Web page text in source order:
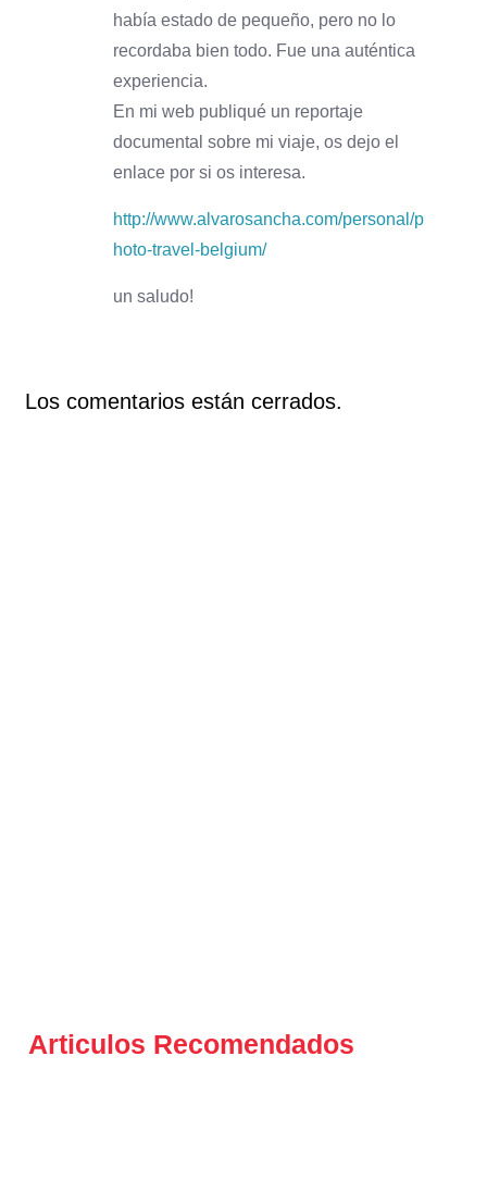
había estado de pequeño, pero no lo
recordaba bien todo. Fue una auténtica
experiencia.
En mi web publiqué un reportaje
documental sobre mi viaje, os dejo el
enlace por si os interesa.
http://www.alvarosancha.com/personal/p
hoto-travel-belgium/
un saludo!
Los comentarios están cerrados.
Articulos Recomendados